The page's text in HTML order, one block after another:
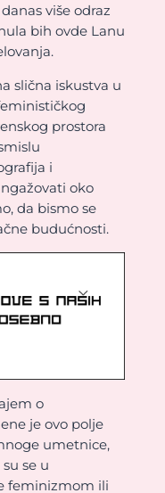
više odraz
bih ovde Lanu
slična iskustva u
prostora
i
oko
da bismo se
budućnosti.
o
je ovo polje
umetnice,
se u
feminizmom ili